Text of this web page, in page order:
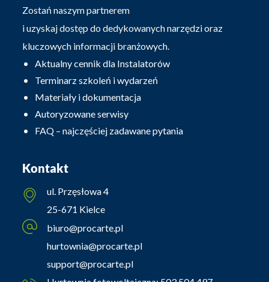
Zostań naszym partnerem
i uzyskaj dostęp do dedykowanych narzędzi oraz
kluczowych informacji branżowych.
Aktualny cennik dla Instalatorów
Terminarz szkoleń i wydarzeń
Materiały i dokumentacja
Autoryzowane serwisy
FAQ – najczęściej zadawane pytania
Kontakt
ul. Przęsłowa 4
25-671 Kielce
biuro@procarte.pl
hurtownia@procarte.pl
support@procarte.pl